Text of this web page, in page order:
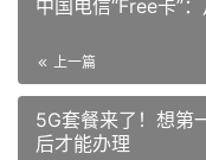
上一篇
5G套餐来了！想第
后才能办理